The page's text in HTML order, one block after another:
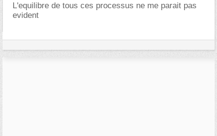
L'equilibre de tous ces processus ne me parait pas
evident